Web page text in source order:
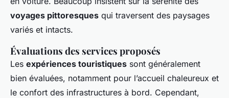
voyages pittoresques qui traversent des paysages
variés et intacts.
Évaluations des services proposés
Les expériences touristiques sont généralement
bien évaluées, notamment pour l’accueil chaleureux et
le confort des infrastructures à bord. Cependant,